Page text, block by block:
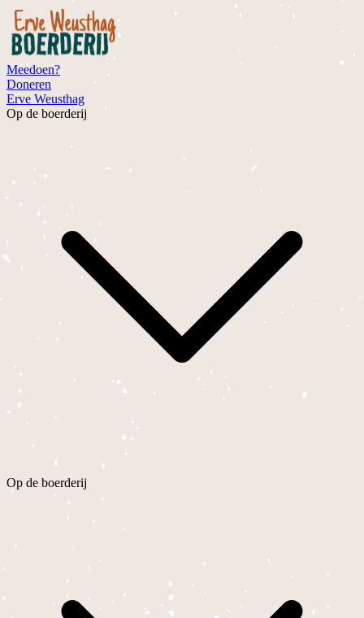
Meedoen?
Doneren
Erve Weusthag
Op de boerderij
Op de boerderij